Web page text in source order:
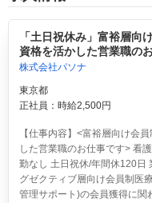
「土日祝休み」富裕層向
資格を活かした営業職の
株式会社パソナ
東京都
正社員：時給2,500円
【仕事内容】<富裕層向け会
した営業職のお仕事です> 看
勤なし 土日祝休/年間休120日
グゼクティブ層向け会員制医
管理サポート)の会員獲得に関